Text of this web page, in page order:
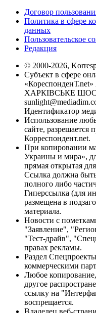
Договор
Политика в сфере
данных
Пользовательское
Редакция
© 2000-2026,
Субъект в сфере
«КореспонденТ.net»
ХАРКІВСЬКЕ ШОСЕ,
Идентификатор
Использование
сайте, разрешается
Корреспондент.net.
При копировании
Украины и мира»,
прямая открытая
Ссылка должна
полного либо
Гиперссылка (для
размещена в
материала.
Новости с
"Заявление",
"Тест-драйв",
правах рекламы.
Раздел
коммерческими
Любое
другое
ссылку на
воспрещается.